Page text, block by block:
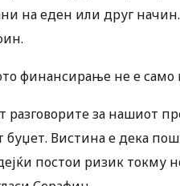
на еден или друг
финансирање не е само
разговорите за нашиот
Вистина е дека
постои ризик токму